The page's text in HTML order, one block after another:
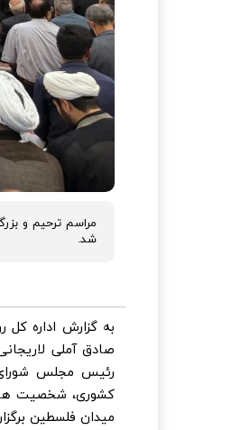
مراسم ترحیم و
شد.
به گزارش اداره
صادق آملی
رئیس مجلس
میدان فلسطین